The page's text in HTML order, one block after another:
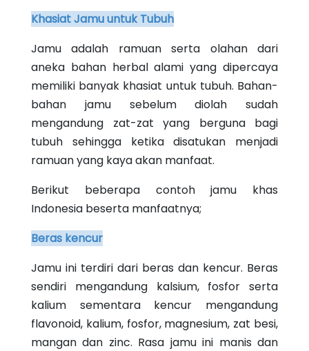
Khasiat Jamu untuk Tubuh
Jamu adalah ramuan serta olahan dari
aneka bahan herbal alami yang dipercaya
memiliki banyak khasiat untuk tubuh. Bahan-
bahan jamu sebelum diolah sudah
mengandung zat-zat yang berguna bagi
tubuh sehingga ketika disatukan menjadi
ramuan yang kaya akan manfaat.
Berikut beberapa contoh jamu khas
Indonesia beserta manfaatnya;
Beras kencur
Jamu ini terdiri dari beras dan kencur. Beras
sendiri mengandung kalsium, fosfor serta
kalium sementara kencur mengandung
flavonoid, kalium, fosfor, magnesium, zat besi,
mangan dan zinc. Rasa jamu ini manis dan